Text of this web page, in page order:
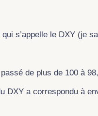
s’appelle le DXY (je
de plus de 100 à
DXY a correspondu à